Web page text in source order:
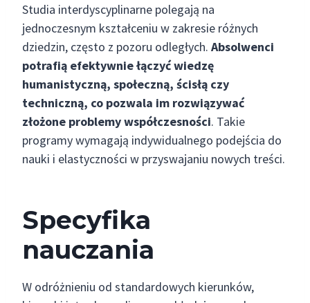
Studia interdyscyplinarne polegają na
jednoczesnym kształceniu w zakresie różnych
dziedzin, często z pozoru odległych. Absolwenci
potrafią efektywnie łączyć wiedzę
humanistyczną, społeczną, ścisłą czy
techniczną, co pozwala im rozwiązywać
złożone problemy współczesności. Takie
programy wymagają indywidualnego podejścia do
nauki i elastyczności w przyswajaniu nowych treści.
Specyfika
nauczania
W odróżnieniu od standardowych kierunków,